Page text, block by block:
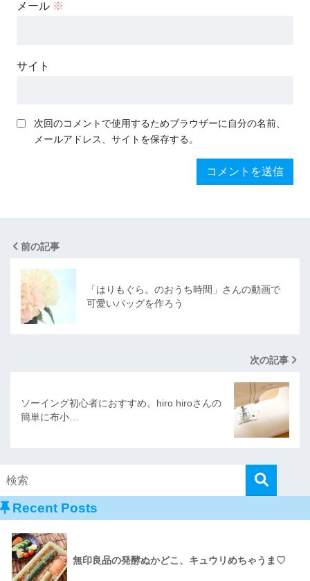
メール ※
サイト
次回のコメントで使用するためブラウザーに自分の名前、
メールアドレス、サイトを保存する。
前の記事
「はりもぐら。のおうち時間」さんの動画で
可愛いバッグを作ろう
次の記事
ソーイング初心者におすすめ。hiro hiroさんの
簡単に布小…
Recent Posts
無印良品の発酵ぬかどこ、キュウリめちゃうま♡